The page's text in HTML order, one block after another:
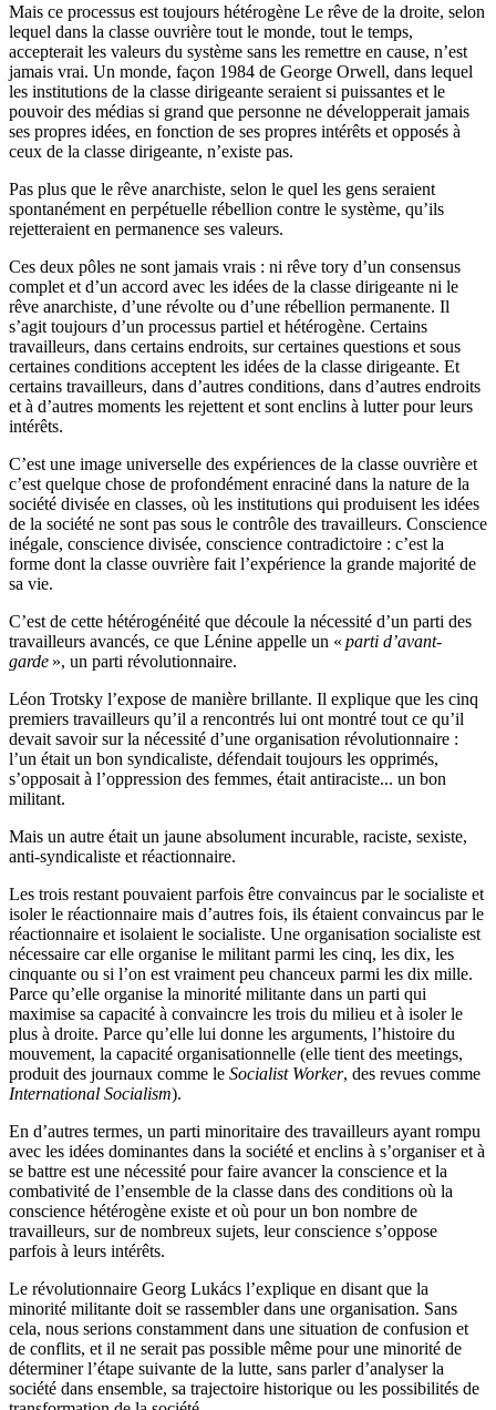
Mais ce processus est toujours hétérogène Le rêve de la droite, selon
lequel dans la classe ouvrière tout le monde, tout le temps,
accepterait les valeurs du système sans les remettre en cause, n’est
jamais vrai. Un monde, façon 1984 de George Orwell, dans lequel
les institutions de la classe dirigeante seraient si puissantes et le
pouvoir des médias si grand que personne ne développerait jamais
ses propres idées, en fonction de ses propres intérêts et opposés à
ceux de la classe dirigeante, n’existe pas.
Pas plus que le rêve anarchiste, selon le quel les gens seraient
spontanément en perpétuelle rébellion contre le système, qu’ils
rejetteraient en permanence ses valeurs.
Ces deux pôles ne sont jamais vrais : ni rêve tory d’un consensus
complet et d’un accord avec les idées de la classe dirigeante ni le
rêve anarchiste, d’une révolte ou d’une rébellion permanente. Il
s’agit toujours d’un processus partiel et hétérogène. Certains
travailleurs, dans certains endroits, sur certaines questions et sous
certaines conditions acceptent les idées de la classe dirigeante. Et
certains travailleurs, dans d’autres conditions, dans d’autres endroits
et à d’autres moments les rejettent et sont enclins à lutter pour leurs
intérêts.
C’est une image universelle des expériences de la classe ouvrière et
c’est quelque chose de profondément enra­ciné dans la nature de la
société divisée en classes, où les institutions qui produisent les idées
de la société ne sont pas sous le contrôle des travailleurs. Conscience
inégale, conscience divisée, conscience contradictoire : c’est la
forme dont la classe ouvrière fait l’expérience la grande majorité de
sa vie.
C’est de cette hétérogénéité que découle la nécessité d’un parti des
travailleurs avancés, ce que Lénine appelle un « parti d’avant-
garde », un parti révolutionnaire.
Léon Trotsky l’expose de manière brillante. Il explique que les cinq
premiers travailleurs qu’il a rencontrés lui ont montré tout ce qu’il
devait savoir sur la nécessité d’une organisation révolutionnaire :
l’un était un bon syndicaliste, défendait toujours les opprimés,
s’opposait à l’oppression des femmes, était antiraciste... un bon
militant.
Mais un autre était un jaune absolument incurable, raciste, sexiste,
anti-syndicaliste et réactionnaire.
Les trois restant pouvaient parfois être convaincus par le socialiste et
isoler le réactionnaire mais d’autres fois, ils étaient convaincus par le
réactionnaire et isolaient le socialiste. Une organisation socialiste est
nécessaire car elle organise le militant parmi les cinq, les dix, les
cinquante ou si l’on est vraiment peu chanceux parmi les dix mille.
Parce qu’elle organise la minorité militante dans un parti qui
maximise sa capacité à convaincre les trois du milieu et à isoler le
plus à droite. Parce qu’elle lui donne les arguments, l’histoire du
mouvement, la capacité organisationnelle (elle tient des meetings,
produit des journaux comme le Socialist Worker, des revues comme
International Socialism).
En d’autres termes, un parti minoritaire des travailleurs ayant rompu
avec les idées dominantes dans la société et enclins à s’organiser et à
se battre est une nécessité pour faire avancer la conscience et la
combativité de l’en­semble de la classe dans des conditions où la
conscience hétérogène existe et où pour un bon nombre de
travailleurs, sur de nombreux sujets, leur conscience s’oppose
parfois à leurs intérêts.
Le révolutionnaire Georg Lukács l’explique en disant que la
minorité militante doit se rassembler dans une organisation. Sans
cela, nous serions constamment dans une situation de confusion et
de conflits, et il ne serait pas possible même pour une minorité de
déterminer l’étape suivante de la lutte, sans parler d’analyser la
société dans ensemble, sa trajectoire historique ou les possibilités de